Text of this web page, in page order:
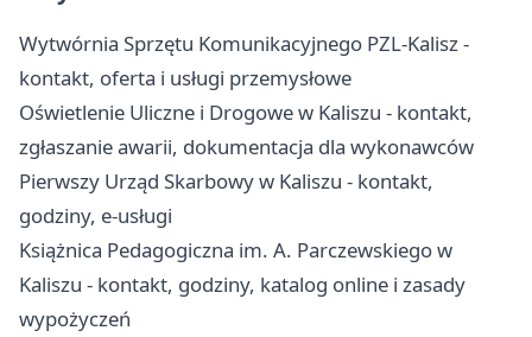
Wytwórnia Sprzętu Komunikacyjnego PZL-Kalisz -
kontakt, oferta i usługi przemysłowe
Oświetlenie Uliczne i Drogowe w Kaliszu - kontakt,
zgłaszanie awarii, dokumentacja dla wykonawców
Pierwszy Urząd Skarbowy w Kaliszu - kontakt,
godziny, e-usługi
Książnica Pedagogiczna im. A. Parczewskiego w
Kaliszu - kontakt, godziny, katalog online i zasady
wypożyczeń